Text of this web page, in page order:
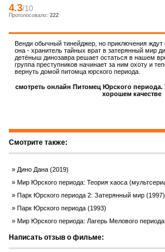
4.3/10
Проголосовало: 222
Венди обычный тинейджер, но приключения ждут
она - хранитель тайных врат в затерянный мир
детёныш динозавра решает остаться в нашем
группа преступников начинает за ним охоту и
вернуть домой питомца юрского периода.
смотреть онлайн Питомец Юрского периода.
хорошем качестве
Смотрите также:
Дино Дана (2019)
Мир Юрского периода: Теория хаоса
Парк Юрского периода 2: Затерянный мир (1997)
Парк Юрского периода (1993)
Мир Юрского периода: Лагерь Мелового
Написать отзыв о фильме: